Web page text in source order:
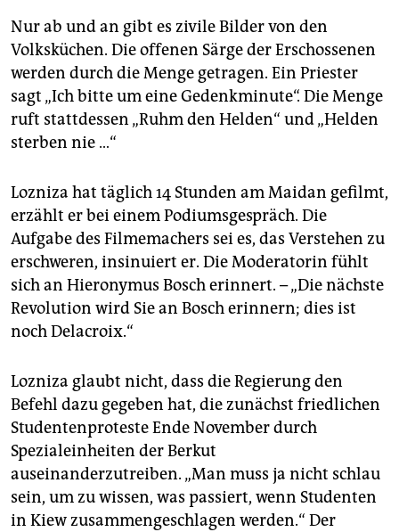
Nur ab und an gibt es zivile Bilder von den
Volksküchen. Die offenen Särge der Erschossenen
werden durch die Menge getragen. Ein Priester
sagt „Ich bitte um eine Gedenkminute“. Die Menge
ruft stattdessen „Ruhm den Helden“ und „Helden
sterben nie …“
Lozniza hat täglich 14 Stunden am Maidan gefilmt,
erzählt er bei einem Podiumsgespräch. Die
Aufgabe des Filmemachers sei es, das Verstehen zu
erschweren, insinuiert er. Die Moderatorin fühlt
sich an Hieronymus Bosch erinnert. – „Die nächste
Revolution wird Sie an Bosch erinnern; dies ist
noch Delacroix.“
Lozniza glaubt nicht, dass die Regierung den
Befehl dazu gegeben hat, die zunächst friedlichen
Studentenproteste Ende November durch
Spezialeinheiten der Berkut
auseinanderzutreiben. „Man muss ja nicht schlau
sein, um zu wissen, was passiert, wenn Studenten
in Kiew zusammengeschlagen werden.“ Der